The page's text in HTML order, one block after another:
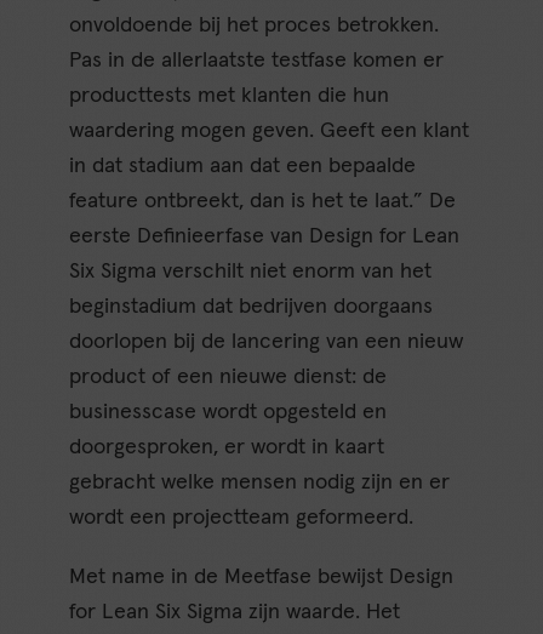
onvoldoende bij het proces betrokken.
Pas in de allerlaatste testfase komen er
producttests met klanten die hun
waardering mogen geven. Geeft een klant
in dat stadium aan dat een bepaalde
feature ontbreekt, dan is het te laat.” De
eerste Definieerfase van Design for Lean
Six Sigma verschilt niet enorm van het
beginstadium dat bedrijven doorgaans
doorlopen bij de lancering van een nieuw
product of een nieuwe dienst: de
businesscase wordt opgesteld en
doorgesproken, er wordt in kaart
gebracht welke mensen nodig zijn en er
wordt een projectteam geformeerd.
Met name in de Meetfase bewijst Design
for Lean Six Sigma zijn waarde. Het